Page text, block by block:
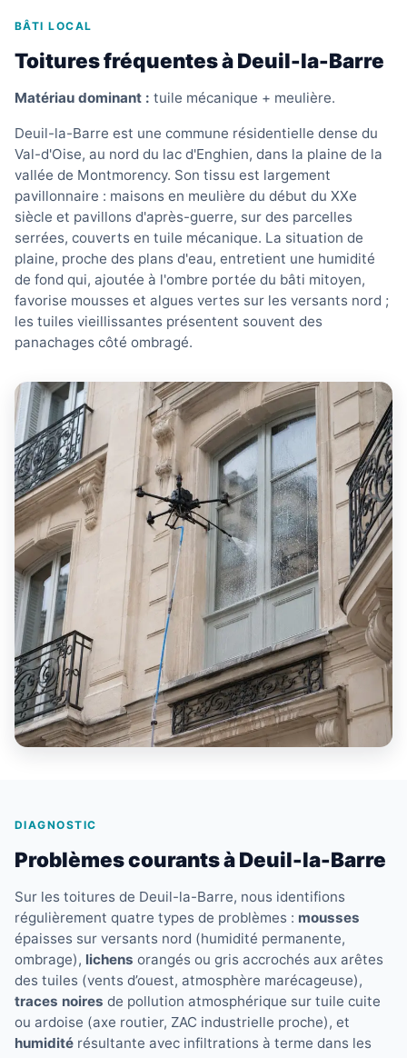
BÂTI LOCAL
Toitures fréquentes à Deuil-la-Barre
Matériau dominant : tuile mécanique + meulière.
Deuil-la-Barre est une commune résidentielle dense du
Val-d'Oise, au nord du lac d'Enghien, dans la plaine de la
vallée de Montmorency. Son tissu est largement
pavillonnaire : maisons en meulière du début du XXe
siècle et pavillons d'après-guerre, sur des parcelles
serrées, couverts en tuile mécanique. La situation de
plaine, proche des plans d'eau, entretient une humidité
de fond qui, ajoutée à l'ombre portée du bâti mitoyen,
favorise mousses et algues vertes sur les versants nord ;
les tuiles vieillissantes présentent souvent des
panachages côté ombragé.
DIAGNOSTIC
Problèmes courants à Deuil-la-Barre
Sur les toitures de Deuil-la-Barre, nous identifions
régulièrement quatre types de problèmes : mousses
épaisses sur versants nord (humidité permanente,
ombrage), lichens orangés ou gris accrochés aux arêtes
des tuiles (vents d’ouest, atmosphère marécageuse),
traces noires de pollution atmosphérique sur tuile cuite
ou ardoise (axe routier, ZAC industrielle proche), et
humidité résultante avec infiltrations à terme dans les